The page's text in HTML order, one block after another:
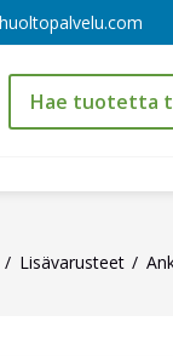
Lisävarusteet